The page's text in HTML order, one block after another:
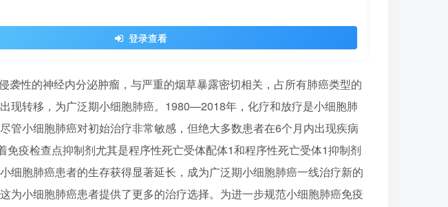
登录查看
性的神经内分泌肿瘤，与严重的烟草暴露密切相关，占所有肺癌类型的
现转移，为广泛期小细胞肺癌。1980—2018年，化疗和放疗是小细胞肺
小细胞肺癌对初始治疗非常敏感，但绝大多数患者在6个月内出现疾病
疫检查点抑制剂尤其是程序性死亡受体配体1和程序性死亡受体1抑制剂
胞肺癌患者的生存获得显著延长，成为广泛期小细胞肺癌一线治疗新的
小细胞肺癌患者提供了更多的治疗选择。为进一步规范小细胞肺癌免疫